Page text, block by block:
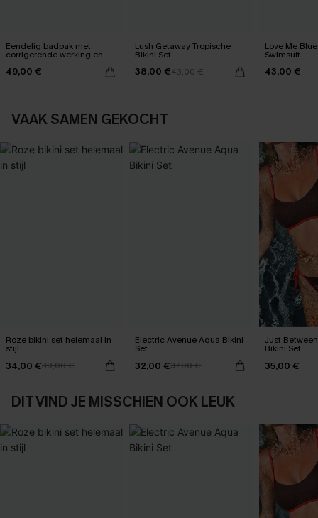
Eendelig badpak met
corrigerende werking en
een vervaagde
zonsondergang
49,00 €
Lush Getaway Tropische
Bikini Set
38,00 €43,00 €
Love Me
Swimsuit
43,00 €
VAAK SAMEN GEKOCHT
Roze bikini set helemaal in
stijl
34,00 €39,00 €
Electric Avenue Aqua Bikini
Set
32,00 €37,00 €
Just
Bikini Set
35,00 €
DIT VIND JE MISSCHIEN OOK LEUK